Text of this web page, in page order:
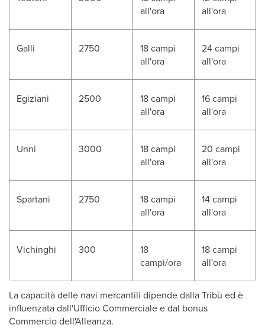
all'ora
all'ora
Galli 2750
18 campi
all'ora
24 campi
all'ora
Egiziani 2500
18 campi
all'ora
16 campi
all'ora
Unni 3000
18 campi
all'ora
20 campi
all'ora
Spartani 2750
18 campi
all'ora
14 campi
all'ora
Vichinghi 300
18
campi/ora
18 campi
all'ora
La capacità delle navi mercantili dipende dalla Tribù ed è
influenzata dall'Ufficio Commerciale e dal bonus
Commercio dell'Alleanza.